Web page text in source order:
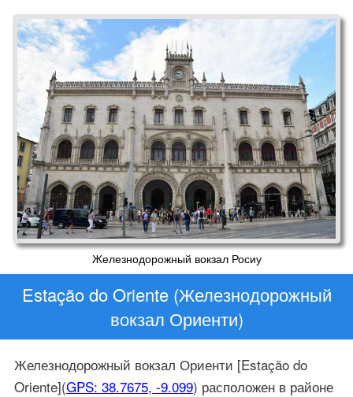
Железнодорожный вокзал Росиу
Estação do Oriente (Железнодорожный
вокзал Ориенти)
Железнодорожный вокзал Ориенти [Estação do
Oriente](GPS: 38.7675, -9.099) расположен в районе